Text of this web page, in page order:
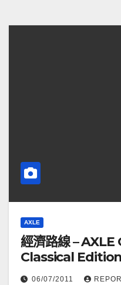
AXLE
經濟路線 –
Classical Edition
06/07/2011